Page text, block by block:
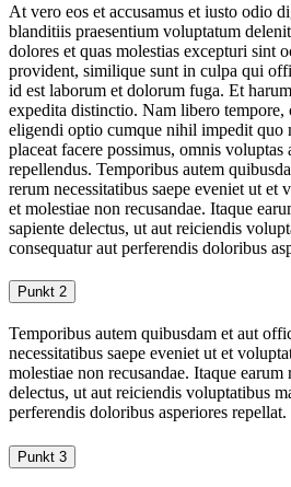
At vero eos et accusamus et iusto odio
blanditiis praesentium voluptatum
dolores et quas molestias excepturi sint
provident, similique sunt in culpa qui
id est laborum et dolorum fuga. Et
expedita distinctio. Nam libero tempore,
eligendi optio cumque nihil impedit quo
placeat facere possimus, omnis voluptas
repellendus. Temporibus autem
rerum necessitatibus saepe eveniet ut et
et molestiae non recusandae. Itaque
sapiente delectus, ut aut reiciendis
consequatur aut perferendis doloribus
Punkt 2
Temporibus autem quibusdam et aut
necessitatibus saepe eveniet ut et
molestiae non recusandae. Itaque
delectus, ut aut reiciendis voluptatibus
perferendis doloribus asperiores repellat.
Punkt 3